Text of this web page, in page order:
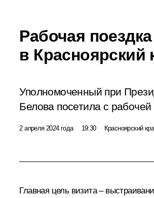
Рабочая
в Красноярский
Уполномоченный при
Белова посетила с
2 апреля 2024 года 19:30 Красноярский
Главная цель визита –